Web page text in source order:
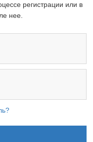
регистрации или в
нее.